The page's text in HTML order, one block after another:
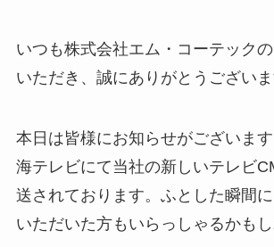
いつも株式会社エム・コーテック
いただき、誠にありがとうございま
本日は皆様にお知らせがございま
海テレビにて当社の新しいテレビ
送されております。ふとした瞬間
いただいた方もいらっしゃるかもし